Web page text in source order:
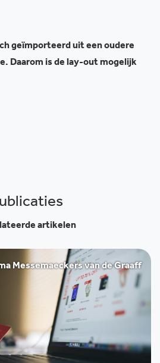
geïmporteerd uit een oudere
Daarom is de lay-out mogelijk
artikelen
Messemaeckers van de Graaff